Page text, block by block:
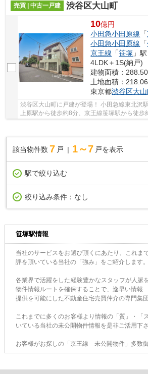
売買 | 中古一戸建 渋谷区大山町
10億円
小田急小田原線 「
小田急小田原線 「
京王線 「笹塚 」
4LDK＋1S(納戸)
建物面積：
土地面積：
東京都渋谷区大
渋谷区大山町に戸建が登場！ 小田急線東北沢
上原駅から徒歩約8分、京王線笹塚駅から徒
該当物件数 7 戸 1～7 戸を表示
駅で絞り込む
絞り込み条件： なし
笹塚駅情報
当社のサービスをお選び頂くにあたり、これま
評を頂いている当社の「強み」をご紹介します。
各業界で活躍をした経験豊かなスタッフが人脈
物件情報ルートを確保することで、逸早い情報
提供を可能にした不動産住宅売買仲介の専門集団
これまでに多くのお客様より情報の「質」・「
いている当社の未公開物件情報を是非ご活用下さ
お客様がお探しの「京王線 未公開物件」多数御